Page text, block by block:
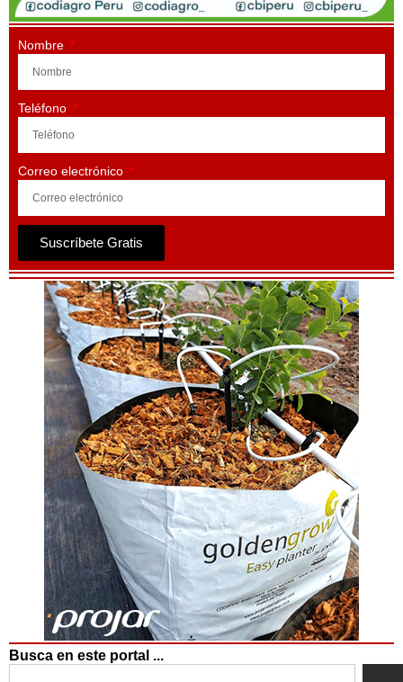
Nombre
Teléfono
Correo electrónico
Suscríbete Gratis
Busca en este portal ...